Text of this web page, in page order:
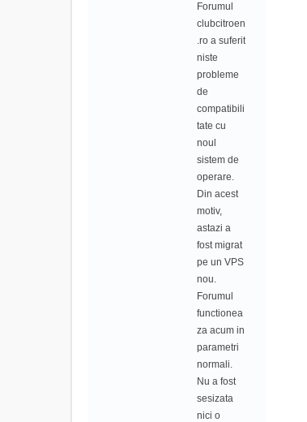
Forumul
clubcitroen
.ro a suferit
niste
probleme
de
compatibili
tate cu
noul
sistem de
operare.
Din acest
motiv,
astazi a
fost migrat
pe un VPS
nou.
Forumul
functionea
za acum in
parametri
normali.
Nu a fost
sesizata
nici o